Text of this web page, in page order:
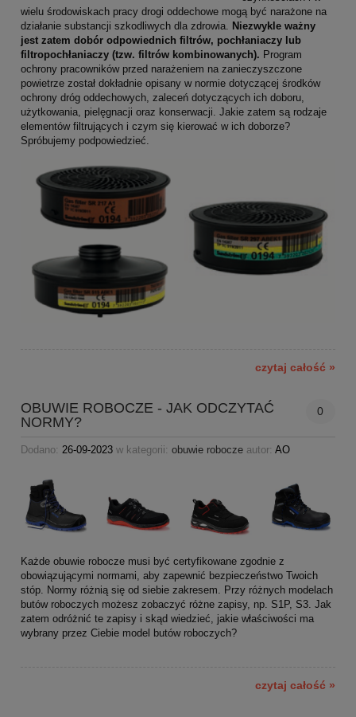
wielu środowiskach pracy drogi oddechowe mogą być narażone na
działanie substancji szkodliwych dla zdrowia. Niezwykle ważny
jest zatem dobór odpowiednich filtrów, pochłaniaczy lub
filtropochłaniaczy (tzw. filtrów kombinowanych). Program
ochrony pracowników przed narażeniem na zanieczyszczone
powietrze został dokładnie opisany w normie dotyczącej środków
ochrony dróg oddechowych, zaleceń dotyczących ich doboru,
użytkowania, pielęgnacji oraz konserwacji. Jakie zatem są rodzaje
elementów filtrujących i czym się kierować w ich doborze?
Spróbujemy podpowiedzieć.
czytaj całość »
OBUWIE ROBOCZE - JAK ODCZYTAĆ
NORMY?
0
Dodano: 26-09-2023 w kategorii: obuwie robocze autor: AO
Każde obuwie robocze musi być certyfikowane zgodnie z
obowiązującymi normami, aby zapewnić bezpieczeństwo Twoich
stóp. Normy różnią się od siebie zakresem. Przy różnych modelach
butów roboczych możesz zobaczyć różne zapisy, np. S1P, S3. Jak
zatem odróżnić te zapisy i skąd wiedzieć, jakie właściwości ma
wybrany przez Ciebie model butów roboczych?
czytaj całość »